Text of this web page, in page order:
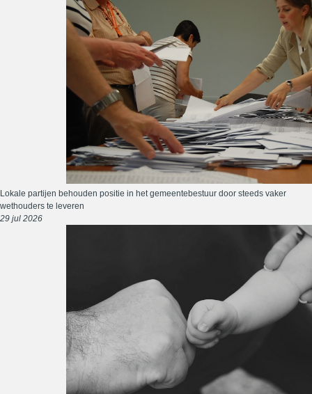
Lokale partijen behouden positie in het gemeentebestuur door steeds vaker
wethouders te leveren
29 jul 2026